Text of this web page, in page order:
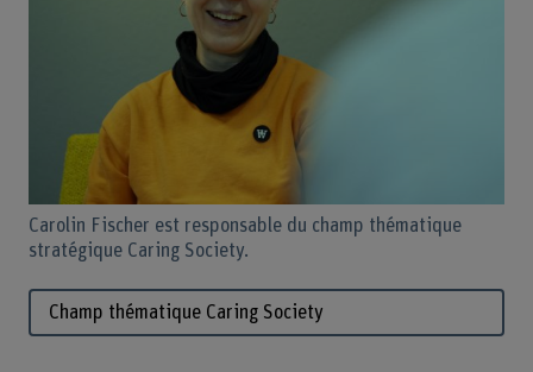
Carolin Fischer est responsable du champ thématique
stratégique Caring Society.
Champ thématique Caring Society